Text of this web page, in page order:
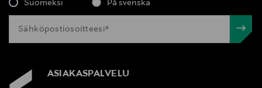
Suomeksi På svenska
ASIAKASPALVELU